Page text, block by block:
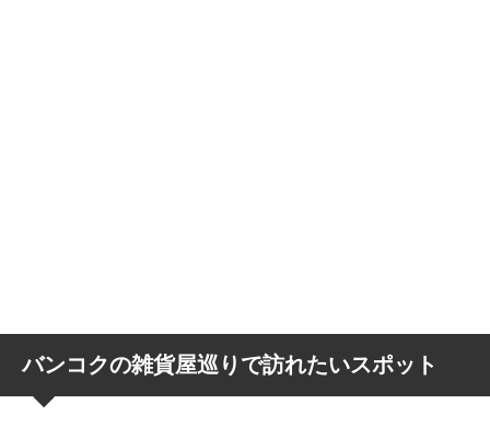
バンコクの雑貨屋巡りで訪れたいスポット